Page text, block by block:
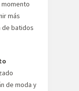
momento
más
de batidos
de moda y